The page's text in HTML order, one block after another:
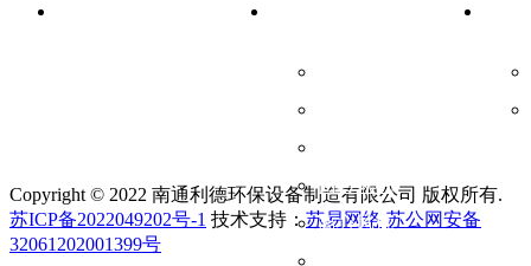
回转风机
离心风机
Copyright © 2022 南通利德环保设备制造有限公司 版权所有.
苏ICP备2022049202号-1 技术支持：苏易网络 苏公网安备
32061202001399号